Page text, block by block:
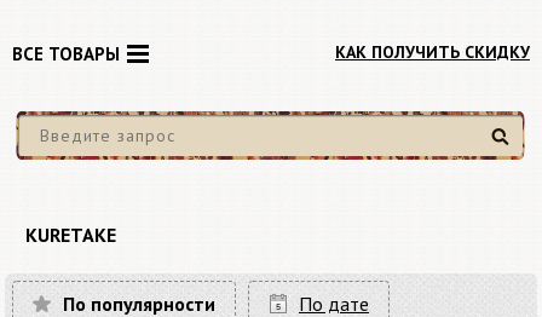
КАК ПОЛУЧИТЬ СКИДКУ
Найти
ВСЕ ТОВАРЫ
KURETAKE
По популярности По дате